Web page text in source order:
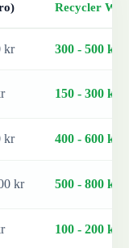
Recycler
kr 300 - 500 kr
150 - 300 kr
kr 400 - 600 kr
kr 500 - 800 kr
100 - 200 kr